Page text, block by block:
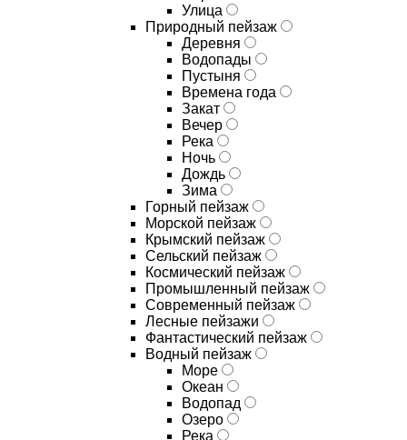
Улица
Природный пейзаж
Деревня
Водопады
Пустыня
Времена года
Закат
Вечер
Река
Ночь
Дождь
Зима
Горный пейзаж
Морской пейзаж
Крымский пейзаж
Сельский пейзаж
Космический пейзаж
Промышленный пейзаж
Современный пейзаж
Лесные пейзажи
Фантастический пейзаж
Водный пейзаж
Море
Океан
Водопад
Озеро
Река